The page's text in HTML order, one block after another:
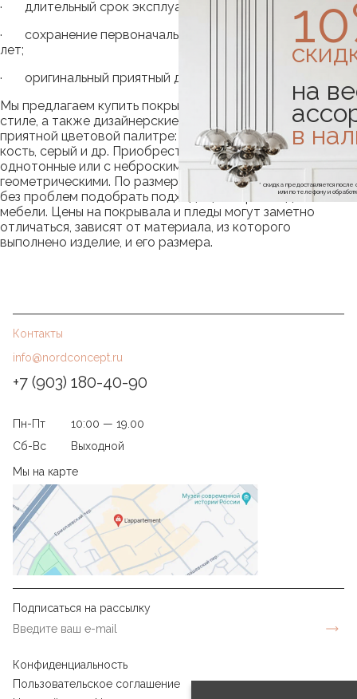
· длительный срок эксплуатации;
· сохранение первоначального цвета в течение многих
лет;
· оригинальный приятный дизайн.
Мы предлагаем купить покрывала в скандинавском
стиле, а также дизайнерские пледы, выполненные в
приятной цветовой палитре: серый, зеленый, слоновая
кость, серый и др. Приобрести можно изделия
однотонные или с неброскими рисунками, в основном,
геометрическими. По размерам изделия разные, и можно
без проблем подобрать подходящий вариант для своей
мебели. Цены на покрывала и пледы могут заметно
отличаться, зависят от материала, из которого
выполнено изделие, и его размера.
на
в
* скидка предоставляется
или по телефону и
Контакты
info@nordconcept.ru
+7 (903) 180-40-90
Пн-Пт
10:00 — 19.00
Сб-Вс
Выходной
Мы на карте
Подписаться на рассылку
Конфиденциальность
Пользовательское соглашение